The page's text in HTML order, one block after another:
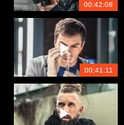
00:42:08
00:41:11